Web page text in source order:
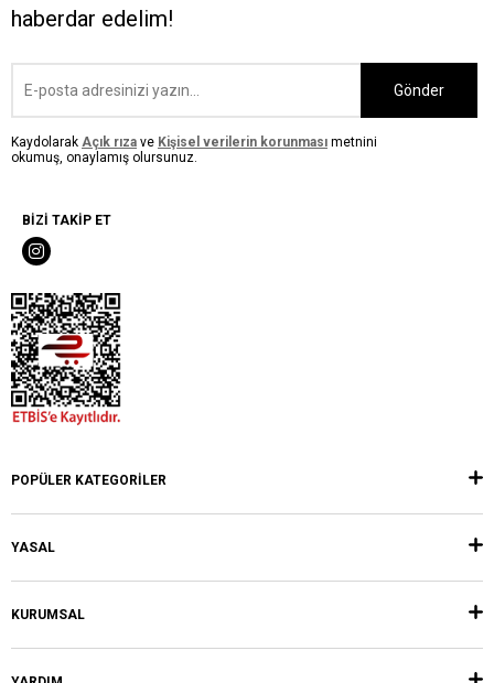
haberdar edelim!
Gönder
Kaydolarak Açık rıza ve Kişisel verilerin korunması metnini
okumuş, onaylamış olursunuz.
BİZİ TAKİP ET
POPÜLER KATEGORİLER
YASAL
KURUMSAL